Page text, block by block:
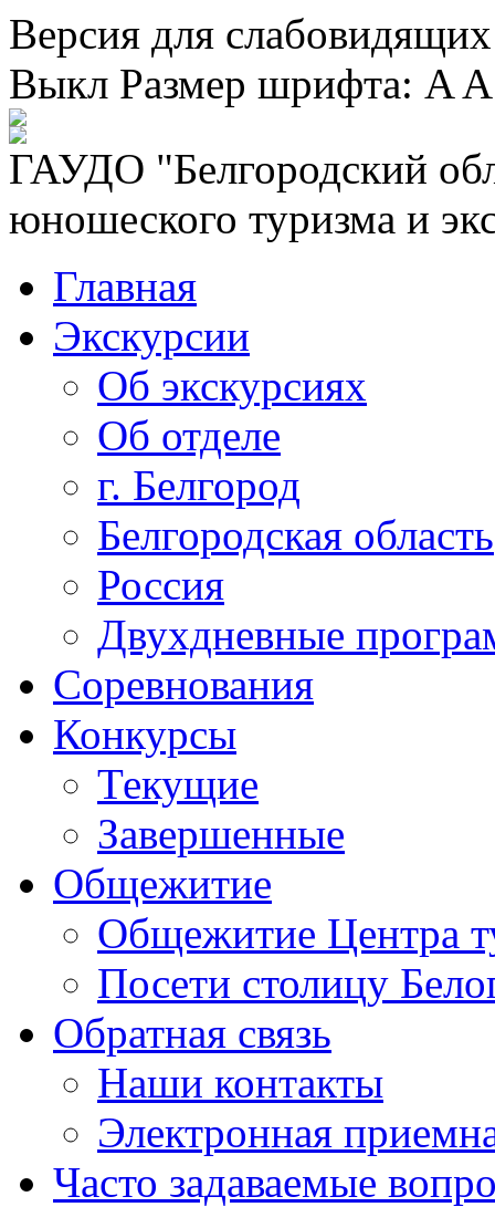
Версия для
Выкл Размер шрифта: A A
ГАУДО "Белгородский
юношеского туризма и
Главная
Экскурсии
Об экскурсиях
Об отделе
г. Белгород
Белгородская область
Россия
Двухдневные
Соревнования
Конкурсы
Текущие
Завершенные
Общежитие
Общежитие Центра
Посети столицу
Обратная связь
Наши контакты
Электронная
Часто задаваемые